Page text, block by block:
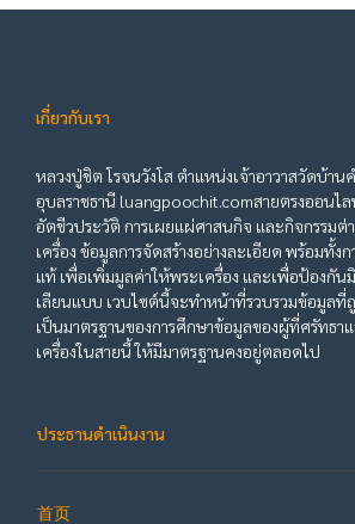
เกี่ยวกับเรา
หลวงปู่ชิต โรจนวังโส ตำแหน่งเจ้าอาวาสวัดบ้าน
อุบลราชธานี luangpoochit.comสายตรงออนไ
อัตชีวประวัติ การเผยแผ่ศาสนกิจ และกิจกรรมต่
เครื่อง ข้อมูลการจัดสร้างอย่างละเอียด พร้อมทั้ง
แท้ เพื่อเพิ่มมูลค่าให้พระเครื่อง และเพื่อป้องกัน
เลียนแบบ เวบไซต์นี้จะทำหน้าที่รวบรวมข้อมูลที่
เป็นมาตรฐานของการศึกษาข้อมูลของผู้ที่ศรัทธ
เครื่องในสายนี้ ให้มีมาตรฐานคงอยู่ตลอดไป
ประธานดำเนินงาน
首页